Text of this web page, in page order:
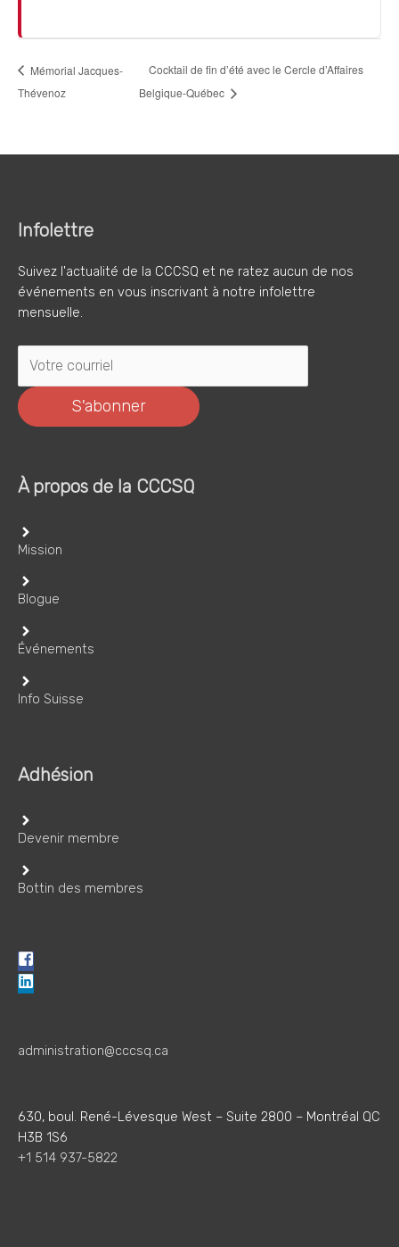
Mémorial Jacques-
Thévenoz
Cocktail de fin d’été avec le Cercle d’Affaires
Belgique-Québec
Infolettre
Suivez l'actualité de la CCCSQ et ne ratez aucun de nos
événements en vous inscrivant à notre infolettre
mensuelle.
S'abonner
À propos de la CCCSQ
Mission
Blogue
Événements
Info Suisse
Adhésion
Devenir membre
Bottin des membres
administration@cccsq.ca
630, boul. René-Lévesque West – Suite 2800 – Montréal QC
H3B 1S6
+1 514 937-5822